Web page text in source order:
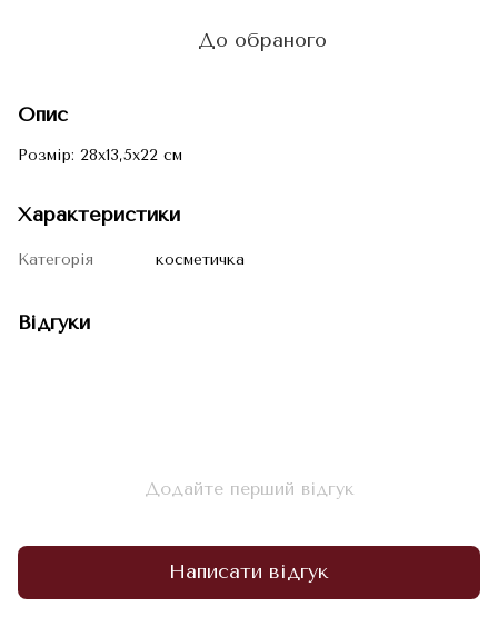
До обраного
Опис
Розмір: 28x13,5x22 см
Характеристики
Категорія косметичка
Відгуки
Додайте перший відгук
Написати відгук